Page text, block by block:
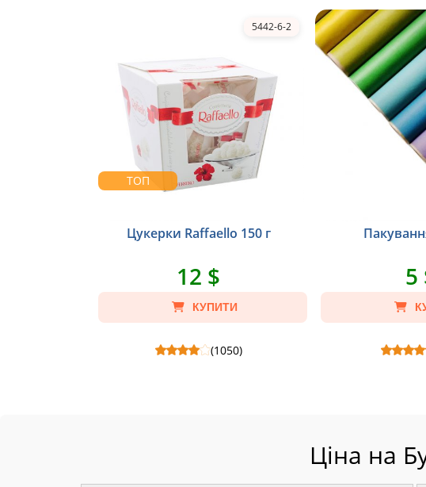
ТОП
Цукерки Raffaello 150 г
5442-6-2
12 $
КУПИТИ
(1050)
5
Ціна на